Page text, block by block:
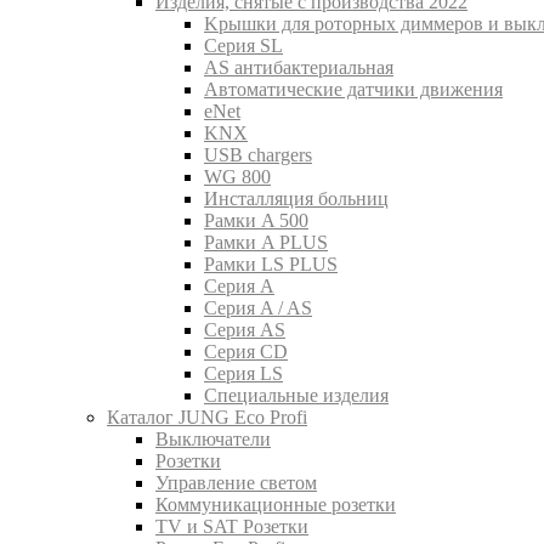
Kрышки для роторных диммеров и
Серия SL
AS антибактериальная
Aвтоматические датчики движения
eNet
KNX
USB chargers
WG 800
Инсталляция больниц
Рамки A 500
Рамки A PLUS
Рамки LS PLUS
Серия A
Серия A / AS
Серия AS
Серия CD
Серия LS
Специальные изделия
Каталог JUNG Eco Profi
Выключатели
Розетки
Управление светом
Коммуникационные розетки
TV и SAT Розетки